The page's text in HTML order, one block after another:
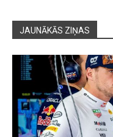
JAUNĀKĀS ZIŅAS